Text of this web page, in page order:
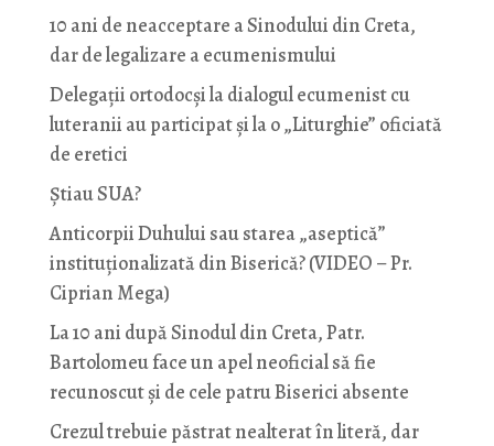
10 ani de neacceptare a Sinodului din Creta,
dar de legalizare a ecumenismului
Delegații ortodocși la dialogul ecumenist cu
luteranii au participat și la o „Liturghie” oficiată
de eretici
Știau SUA?
Anticorpii Duhului sau starea „aseptică”
instituționalizată din Biserică? (VIDEO – Pr.
Ciprian Mega)
La 10 ani după Sinodul din Creta, Patr.
Bartolomeu face un apel neoficial să fie
recunoscut și de cele patru Biserici absente
Crezul trebuie păstrat nealterat în literă, dar